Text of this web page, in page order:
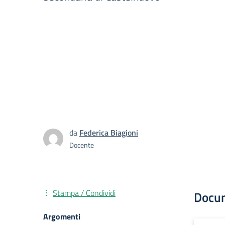
da Federica Biagioni
Docente
Stampa / Condividi
Argomenti